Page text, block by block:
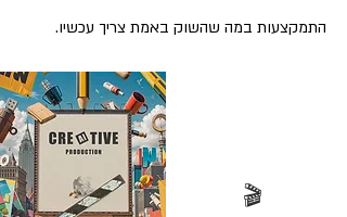
התמקצעות במה שהשוק באמת צריך עכשיו.
🎬